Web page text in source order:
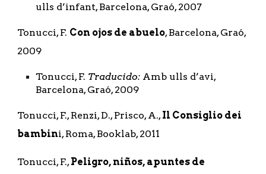
ulls d’infant, Barcelona, Graó, 2007
Tonucci, F. Con ojos de abuelo, Barcelona, Graó,
2009
Tonucci, F. Traducido: Amb ulls d’avi,
Barcelona, Graó, 2009
Tonucci, F., Renzi, D., Prisco, A., Il Consiglio dei
bambini, Roma, Booklab, 2011
Tonucci, F., Peligro, niños, apuntes de